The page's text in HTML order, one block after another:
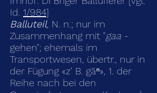
Id. 1/984]
Balluteil, N. n.; nur im
Zusammenhang mit "gaa -
gehen"; ehemals im
Transportwesen, übertr., nur in
der Fügung «z' B. gāⁿ», 1. der
Reihe nach bei den